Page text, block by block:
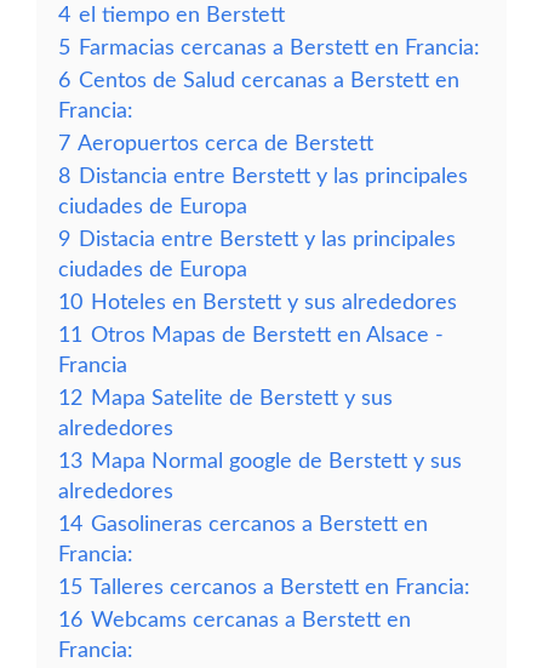
4 el tiempo en Berstett
5 Farmacias cercanas a Berstett en Francia:
6 Centos de Salud cercanas a Berstett en
Francia:
7 Aeropuertos cerca de Berstett
8 Distancia entre Berstett y las principales
ciudades de Europa
9 Distacia entre Berstett y las principales
ciudades de Europa
10 Hoteles en Berstett y sus alrededores
11 Otros Mapas de Berstett en Alsace -
Francia
12 Mapa Satelite de Berstett y sus
alrededores
13 Mapa Normal google de Berstett y sus
alrededores
14 Gasolineras cercanos a Berstett en
Francia:
15 Talleres cercanos a Berstett en Francia:
16 Webcams cercanas a Berstett en
Francia: